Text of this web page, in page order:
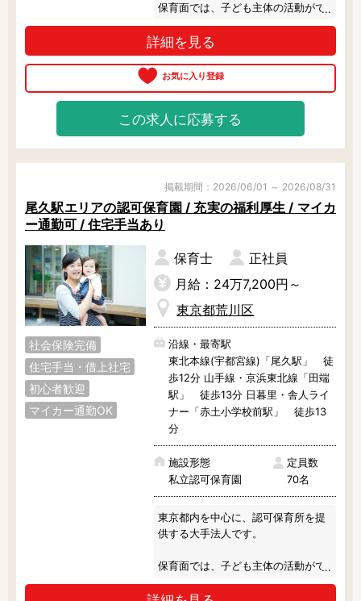
保育面では、子ども主体の活動がで
きるよう、コーナー遊びをはじめと
した子どもの自主性を刺激する取り
組みを実施しています。
たい方なら、きっと、早く職場に行
きたくなるくらい毎日を楽しく過ご
せると思います。
もちろん大手法人なので、働き方や
コンプライアンスに対しての取り組
みは徹底しています。
キャリアプランも豊富にありますの
で、保育士としての将来像が描きや
すいことも人気の理由です。
まずは見学から大歓迎！ぜひ、お気
軽にお問い合わせくださいね！
詳細を見る
この求人に応募する
掲載期間：2026/06/01 ～ 2026/08/31
尾久駅エリアの認可保育園 / 充実の福利厚生 / マイカ
ー通勤可 / 住宅手当あり
社会保険完備
住宅手当・借上社宅
初心者歓迎
マイカー通勤OK
保育士
正社員
月給：24万7,200円～
東京都荒川区
沿線・最寄駅
東北本線(宇都宮線)「尾久駅」 徒
歩12分 山手線・京浜東北線「田端
駅」 徒歩13分 日暮里・舎人ライ
ナー「赤土小学校前駅」 徒歩13
分
施設形態
私立認可保育園
定員数
70名
東京都内を中心に、認可保育所を提
供する大手法人です。
保育面では、子ども主体の活動がで
きるよう、コーナー遊びをはじめと
した子どもの自主性を刺激する取り
15時までのお仕事
16時以降スタート
実働5時間以内
週3日以内
夜勤のお仕事
時給1600円～
書類対応なし
住宅手当・借上社宅
資格不問
初心者歓迎
オープニング求人
マイカー通勤OK
小規模保育園
株式会社
く！
月収見込み
〜
フリーワード検索